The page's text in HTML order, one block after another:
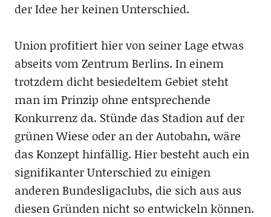
der Idee her keinen Unterschied.
Union profitiert hier von seiner Lage etwas
abseits vom Zentrum Berlins. In einem
trotzdem dicht besiedeltem Gebiet steht
man im Prinzip ohne entsprechende
Konkurrenz da. Stünde das Stadion auf der
grünen Wiese oder an der Autobahn, wäre
das Konzept hinfällig. Hier besteht auch ein
signifikanter Unterschied zu einigen
anderen Bundesligaclubs, die sich aus aus
diesen Gründen nicht so entwickeln können.